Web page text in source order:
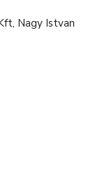
Nagy Istvan